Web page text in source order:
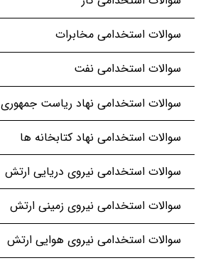
سوالات استخدامی مخابرات
سوالات استخدامی نفت
سوالات استخدامی نهاد ریاست جمهوری
سوالات استخدامی نهاد کتابخانه ها
سوالات استخدامی نیروی دریایی ارتش
سوالات استخدامی نیروی زمینی ارتش
سوالات استخدامی نیروی هوایی ارتش